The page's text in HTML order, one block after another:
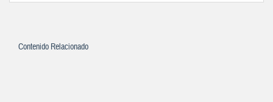
Contenido Relacionado